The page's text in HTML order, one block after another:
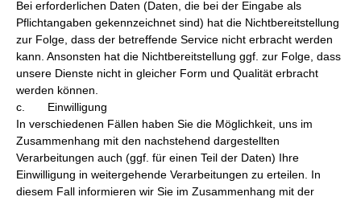
Bei erforderlichen Daten (Daten, die bei der Eingabe als
Pflichtangaben gekennzeichnet sind) hat die Nichtbereitstellung
zur Folge, dass der betreffende Service nicht erbracht werden
kann. Ansonsten hat die Nichtbereitstellung ggf. zur Folge, dass
unsere Dienste nicht in gleicher Form und Qualität erbracht
werden können.
c. Einwilligung
In verschiedenen Fällen haben Sie die Möglichkeit, uns im
Zusammenhang mit den nachstehend dargestellten
Verarbeitungen auch (ggf. für einen Teil der Daten) Ihre
Einwilligung in weitergehende Verarbeitungen zu erteilen. In
diesem Fall informieren wir Sie im Zusammenhang mit der